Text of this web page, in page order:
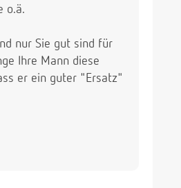
o.ä.
nur Sie gut sind für
Ihre Mann diese
er ein guter "Ersatz"